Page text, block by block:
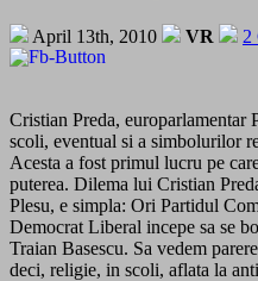
April 13th, 2010 VR 2
Cristian Preda,
scoli, eventual si a simbolurilor
Acesta a fost primul lucru pe
puterea. Dilema lui Cristian
Plesu, e simpla: Ori Partidul
Democrat Liberal incepe sa se
Traian Basescu. Sa vedem
deci, religie, in scoli, aflata la